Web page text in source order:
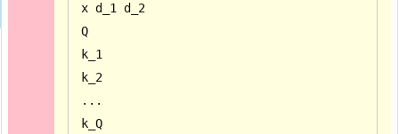
x d_1 d_2
Q
k_1
k_2
...
k_Q